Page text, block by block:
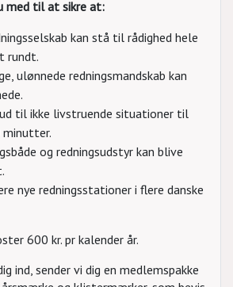
med til at sikre at:
kan stå til rådighed hele
rundt.
ulønnede redningsmandskab kan
ud til ikke livstruende situationer til
og redningsudstyr kan blive
nye redningsstationer i flere danske
600 kr. pr kalender år.
ind, sender vi dig en medlemspakke